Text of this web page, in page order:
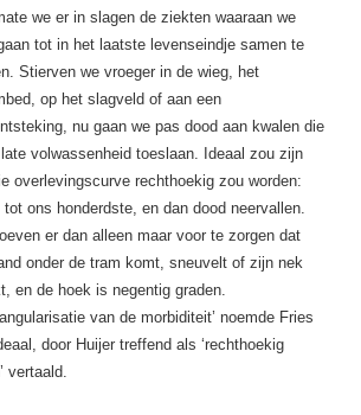
we er in slagen de ziekten waaraan we
tot in het laatste levenseindje samen te
Stierven we vroeger in de wieg, het
op het slagveld of aan een
nu gaan we pas dood aan kwalen die
volwassenheid toeslaan. Ideaal zou zijn
overlevingscurve rechthoekig zou worden:
ons honderdste, en dan dood neervallen.
er dan alleen maar voor te zorgen dat
onder de tram komt, sneuvelt of zijn nek
en de hoek is negentig graden.
van de morbiditeit’ noemde Fries
door Huijer treffend als ‘rechthoekig
vertaald.